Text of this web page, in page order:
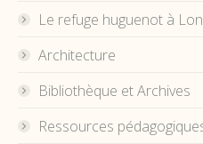
Le refuge huguenot à
Architecture
Bibliothèque et Archives
Ressources